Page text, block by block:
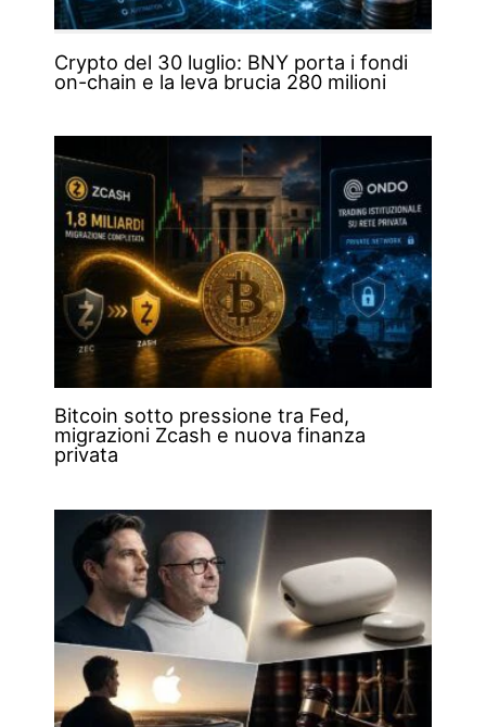
Crypto del 30 luglio: BNY porta i fondi
on-chain e la leva brucia 280 milioni
Bitcoin sotto pressione tra Fed,
migrazioni Zcash e nuova finanza
privata